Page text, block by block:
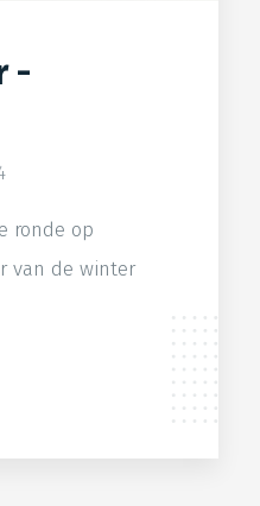
-
ronde op
van de winter